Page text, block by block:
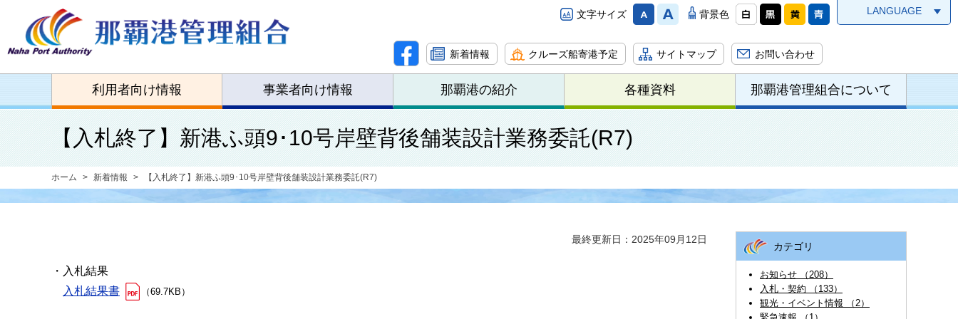
文字サイズ 背景色 LANGUAGE
新着情報 クルーズ船寄港予定 サイトマップ お問い合わせ
利用者向け情報 事業者向け情報 那覇港の紹介 各種資料 那覇港管理組合について
【入札終了】新港ふ頭9･10号岸壁背後舗装設計業務委託(R7)
ホーム 新着情報 【入札終了】新港ふ頭9･10号岸壁背後舗装設計業務委託(R7)
最終更新日：2025年09月12日
・入札結果
入札結果書
（69.7KB）
カテゴリ
お知らせ （208）
入札・契約 （133）
観光・イベント情報 （2）